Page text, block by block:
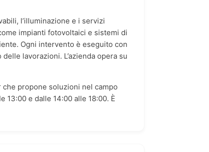
l’illuminazione e i servizi
impianti fotovoltaici e sistemi di
Ogni intervento è eseguito con
lavorazioni. L’azienda opera su
che propone soluzioni nel campo
13:00 e dalle 14:00 alle 18:00. È